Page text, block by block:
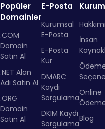
Popüler
Domainler
.COM
Domain
Satın Al
.NET Alan
Adı Satın Al
.ORG
Domain
Satın Al
E-Posta
Kurumsal
E-Posta
E-Posta
Kur
DMARC
Kaydı
Sorgulama
DKIM Kaydı
Sorgulama
İnsan
Online
Blog